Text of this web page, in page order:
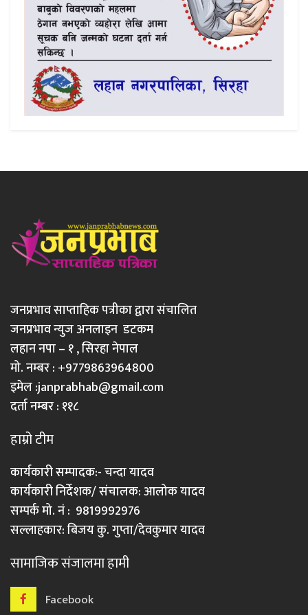
जनप्रभाव साप्ताहिक पत्रीका द्वारा संचालित
जनप्रभाव न्युज अनलाइन डटकम
लहान नपा – १ , सिरहा नेपाल
मो. नम्बर : +9779863964800
इमेल :janprabhab@gmail.com
दर्ता नम्बर : ११८
हाम्रो टीम
कार्यकारी सम्पादक:- चन्दा यादव
कार्यकारी निर्देशक/ संचालक: आलोक यादव
सम्पर्क मो. नं : 9819992976
सल्लाहकार: बिजय कु. गुप्ता/देवकुमार यादव
सामाजिक संजालमा हामी
Facebook